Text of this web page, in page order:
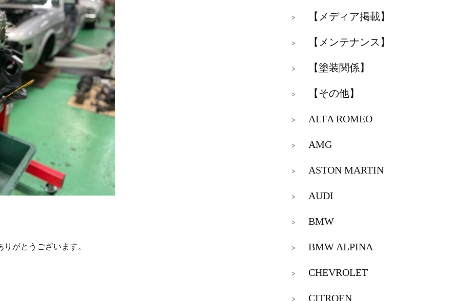
がとうございます。
> 【メディア掲載】
> 【メンテナンス】
> 【塗装関係】
> 【その他】
> ALFA ROMEO
> AMG
> ASTON MARTIN
> AUDI
> BMW
> BMW ALPINA
> CHEVROLET
> CITROEN